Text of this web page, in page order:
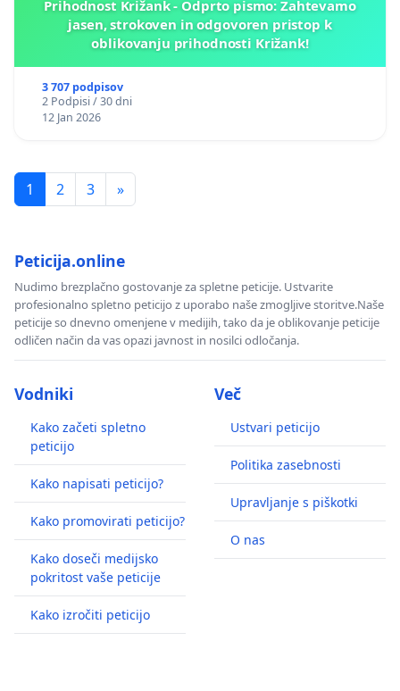
Prihodnost Križank - Odprto pismo: Zahtevamo
jasen, strokoven in odgovoren pristop k
oblikovanju prihodnosti Križank!
3 707 podpisov
2 Podpisi / 30 dni
12 Jan 2026
1 2 3 »
Peticija.online
Nudimo brezplačno gostovanje za spletne peticije. Ustvarite
profesionalno spletno peticijo z uporabo naše zmogljive storitve.Naše
peticije so dnevno omenjene v medijih, tako da je oblikovanje peticije
odličen način da vas opazi javnost in nosilci odločanja.
Vodniki
Kako začeti spletno
peticijo
Kako napisati peticijo?
Kako promovirati peticijo?
Kako doseči medijsko
pokritost vaše peticije
Kako izročiti peticijo
Več
Ustvari peticijo
Politika zasebnosti
Upravljanje s piškotki
O nas